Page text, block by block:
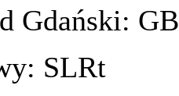
Gdański:
SLRt